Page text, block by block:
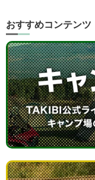
おすすめコンテンツ